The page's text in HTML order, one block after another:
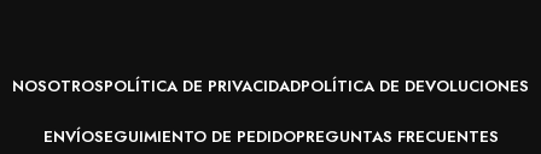
NOSOTROSPOLÍTICA DE PRIVACIDADPOLÍTICA DE DEVOLUCIONES
ENVÍOSEGUIMIENTO DE PEDIDOPREGUNTAS FRECUENTES